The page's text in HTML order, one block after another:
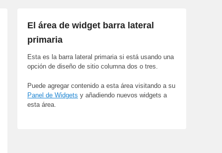
El área de widget barra lateral
primaria
Esta es la barra lateral primaria si está usando una
opción de diseño de sitio columna dos o tres.
Puede agregar contenido a esta área visitando a su
Panel de Widgets y añadiendo nuevos widgets a
esta área.